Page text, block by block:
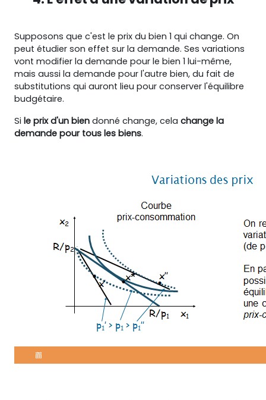
Supposons que c'est le prix du bien 1 qui change. On
peut étudier son effet sur la demande. Ses variations
vont modifier la demande pour le bien 1 lui-même,
mais aussi la demande pour l'autre bien, du fait de
substitutions qui auront lieu pour conserver l'équilibre
budgétaire.
Si le prix d'un bien donné change, cela change la
demande pour tous les biens.